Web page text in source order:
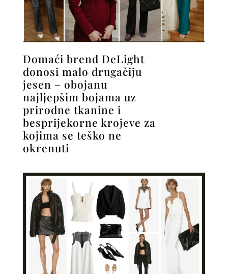
Domaći brend DeLight
donosi malo drugačiju
jesen – obojanu
najljepšim bojama uz
prirodne tkanine i
besprijekorne krojeve za
kojima se teško ne
okrenuti